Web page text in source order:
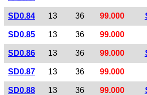
SD0.84 13 36 99.000
SD0.85 13 36 99.000
SD0.86 13 36 99.000
SD0.87 13 36 99.000
SD0.88 13 36 99.000